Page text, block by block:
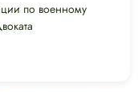
по военному